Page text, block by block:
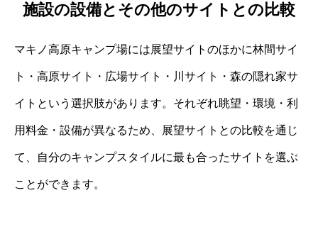
施設の設備とその他のサイトとの比較
マキノ高原キャンプ場には展望サイトのほかに林間サイ
ト・高原サイト・広場サイト・川サイト・森の隠れ家サ
イトという選択肢があります。それぞれ眺望・環境・利
用料金・設備が異なるため、展望サイトとの比較を通じ
て、自分のキャンプスタイルに最も合ったサイトを選ぶ
ことができます。